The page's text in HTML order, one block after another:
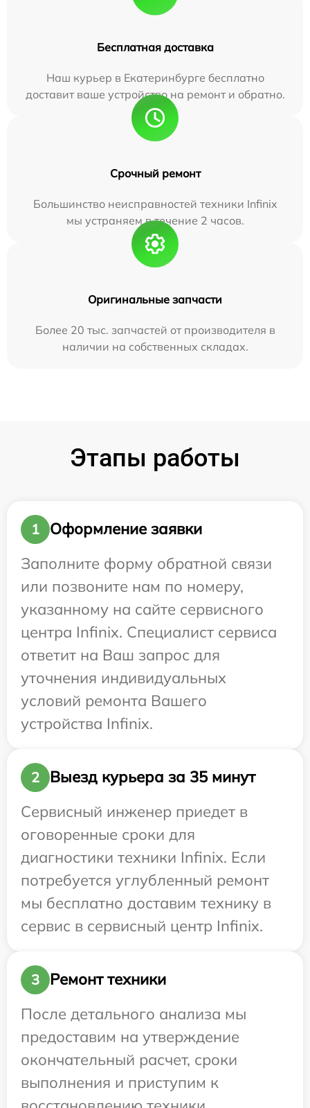
Бесплатная доставка
Наш курьер в Екатеринбурге бесплатно
доставит ваше устройство на ремонт и обратно.
Срочный ремонт
Большинство неисправностей техники Infinix
мы устраняем в течение 2 часов.
Оригинальные запчасти
Более 20 тыс. запчастей от производителя в
наличии на собственных складах.
Этапы работы
1
Оформление заявки
Заполните форму обратной связи
или позвоните нам по номеру,
указанному на сайте сервисного
центра Infinix. Специалист сервиса
ответит на Ваш запрос для
уточнения индивидуальных
условий ремонта Вашего
устройства Infinix.
2
Выезд курьера за 35 минут
Сервисный инженер приедет в
оговоренные сроки для
диагностики техники Infinix. Если
потребуется углубленный ремонт
мы бесплатно доставим технику в
сервис в сервисный центр Infinix.
3
Ремонт техники
После детального анализа мы
предоставим на утверждение
окончательный расчет, сроки
выполнения и приступим к